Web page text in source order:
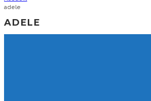
adele
ADELE